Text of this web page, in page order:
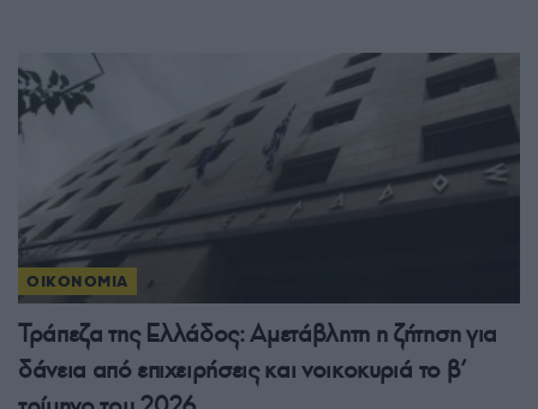
ΟΙΚΟΝΟΜΙΑ
Τράπεζα της Ελλάδος: Αμετάβλητη η ζήτηση για
δάνεια από επιχειρήσεις και νοικοκυριά το β’